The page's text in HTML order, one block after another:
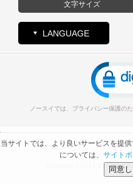
文字サイズ
LANGUAGE
ノースイでは、プライバシー保護の
プライバシーポリシ
Copyright © 2017-2026 株式
当サイトでは、より良いサービスを提
については、 サイト
同意